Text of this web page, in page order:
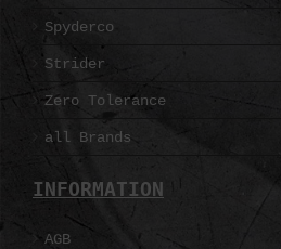
Spyderco
Strider
Zero Tolerance
all Brands
INFORMATION
AGB